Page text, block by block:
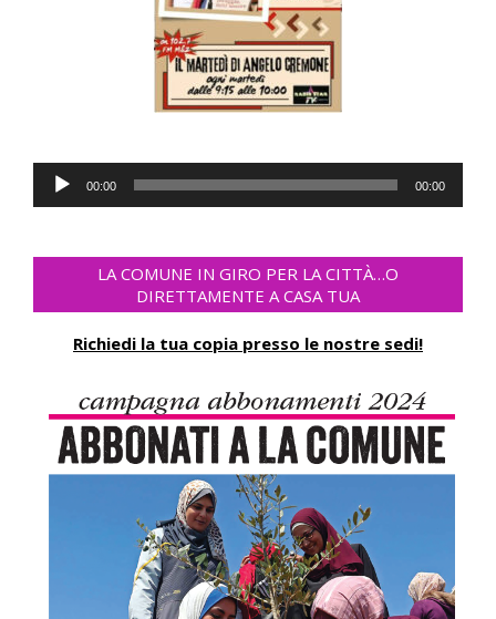
Lecteur
audio
00:00 00:00
LA COMUNE IN GIRO PER LA CITTÀ…O
DIRETTAMENTE A CASA TUA
Richiedi la tua copia presso le nostre sedi!